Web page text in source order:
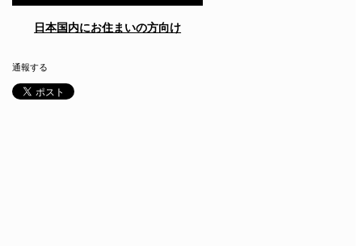
日本国内にお住まいの方向け
通報する